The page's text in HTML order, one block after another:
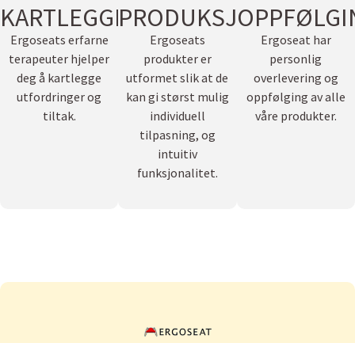
KARTLEGGING
Ergoseats erfarne
terapeuter hjelper
deg å kartlegge
utfordringer og
tiltak.
PRODUKSJON
Ergoseats
produkter er
utformet slik at de
kan gi størst mulig
individuell
tilpasning, og
intuitiv
funksjonalitet.
Ergoseat har
personlig
overlevering og
oppfølging av alle
våre produkter.